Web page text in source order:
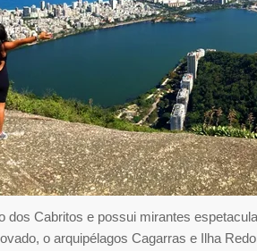
Cabritos e possui mirantes
o arquipélagos Cagarras e Ilha